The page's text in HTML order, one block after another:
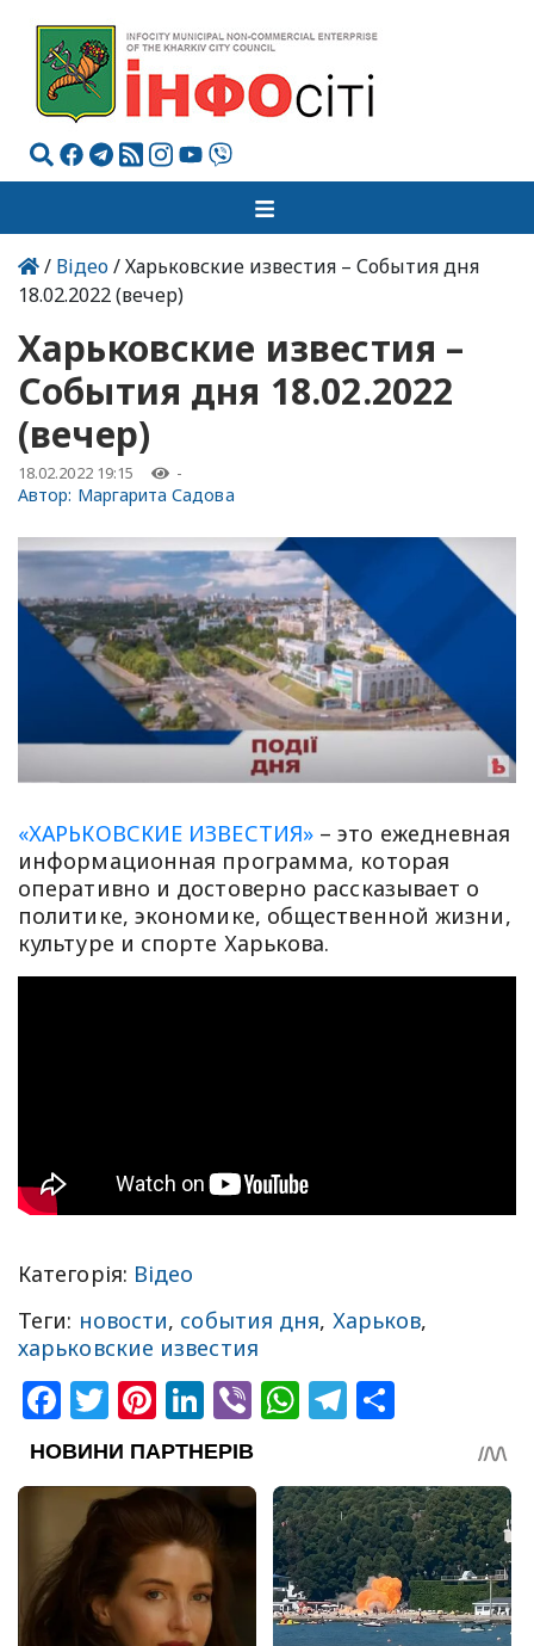
/ Відео/ Харьковские известия – События дня
18.02.2022 (вечер)
Харьковские известия –
События дня 18.02.2022
(вечер)
18.02.2022 19:15 -
Автор: Маргарита Садова
«ХАРЬКОВСКИЕ ИЗВЕСТИЯ»– это ежедневная
информационная программа, которая
оперативно и достоверно рассказывает о
политике, экономике, общественной жизни,
культуре и спорте Харькова.
Категорія: Відео
Теги: новости, события дня, Харьков,
харьковские известия
Facebook
Twitter
Pinterest
LinkedIn
ViberWhatsApp
Telegram